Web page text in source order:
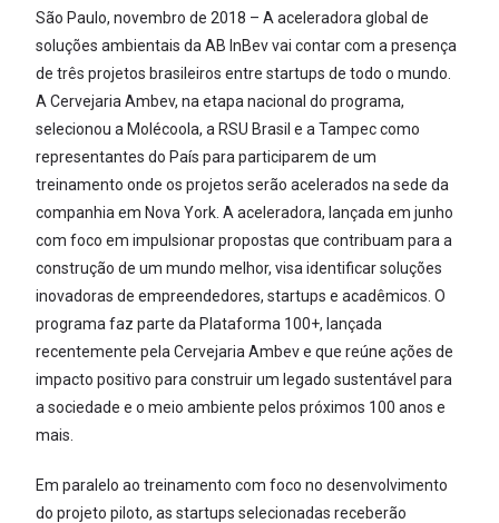
São Paulo, novembro de 2018 – A aceleradora global de
soluções ambientais da AB InBev vai contar com a presença
de três projetos brasileiros entre startups de todo o mundo.
A Cervejaria Ambev, na etapa nacional do programa,
selecionou a Molécoola, a RSU Brasil e a Tampec como
representantes do País para participarem de um
treinamento onde os projetos serão acelerados na sede da
companhia em Nova York. A aceleradora, lançada em junho
com foco em impulsionar propostas que contribuam para a
construção de um mundo melhor, visa identificar soluções
inovadoras de empreendedores, startups e acadêmicos. O
programa faz parte da Plataforma 100+, lançada
recentemente pela Cervejaria Ambev e que reúne ações de
impacto positivo para construir um legado sustentável para
a sociedade e o meio ambiente pelos próximos 100 anos e
mais.
Em paralelo ao treinamento com foco no desenvolvimento
do projeto piloto, as startups selecionadas receberão